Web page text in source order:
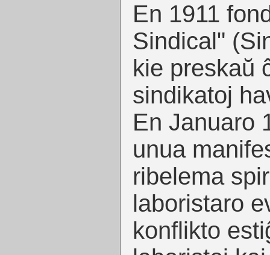
En 1911
Sindical"
kie preskaŭ
sindikatoj
En Januaro
unua
ribelema
laboristaro
konflikto